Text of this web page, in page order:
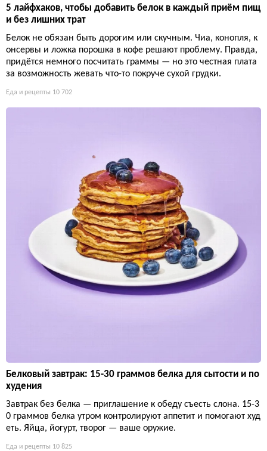
5 лайфхаков, чтобы добавить белок в каждый приём пищ
и без лишних трат
Белок не обязан быть дорогим или скучным. Чиа, конопля, к
онсервы и ложка порошка в кофе решают проблему. Правда,
придётся немного посчитать граммы — но это честная плата
за возможность жевать что-то покруче сухой грудки.
Еда и рецепты 10 702
Белковый завтрак: 15-30 граммов белка для сытости и по
худения
Завтрак без белка — приглашение к обеду съесть слона. 15-3
0 граммов белка утром контролируют аппетит и помогают худ
еть. Яйца, йогурт, творог — ваше оружие.
Еда и рецепты 10 825